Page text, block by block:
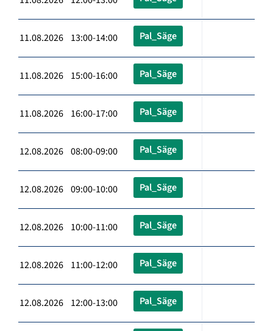
11.08.2026 13:00-14:00 Pal_Säge
11.08.2026 15:00-16:00 Pal_Säge
11.08.2026 16:00-17:00 Pal_Säge
12.08.2026 08:00-09:00 Pal_Säge
12.08.2026 09:00-10:00 Pal_Säge
12.08.2026 10:00-11:00 Pal_Säge
12.08.2026 11:00-12:00 Pal_Säge
12.08.2026 12:00-13:00 Pal_Säge